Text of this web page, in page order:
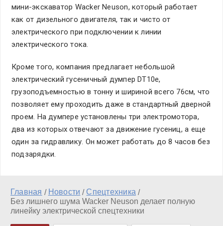
мини-экскаватор Wacker Neuson, который работает
как от дизельного двигателя, так и чисто от
электрического при подключении к линии
электрического тока.
Кроме того, компания предлагает небольшой
электрический гусеничный думпер DT10e,
грузоподъемностью в тонну и шириной всего 76см, что
позволяет ему проходить даже в стандартный дверной
проем. На думпере установлены три электромотора,
два из которых отвечают за движение гусениц, а еще
один за гидравлику. Он может работать до 8 часов без
подзарядки.
Главная / Новости / Спецтехника /
Без лишнего шума Wacker Neuson делает полную
линейку электрической спецтехники